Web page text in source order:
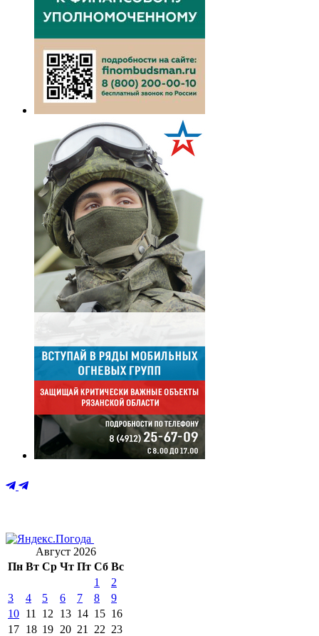
Август 2026
Пн Вт Ср Чт Пт Сб Вс
1
2
3
4 5 6 7 8
9
10 11 12 13 14 15 16
17 18 19 20 21 22 23